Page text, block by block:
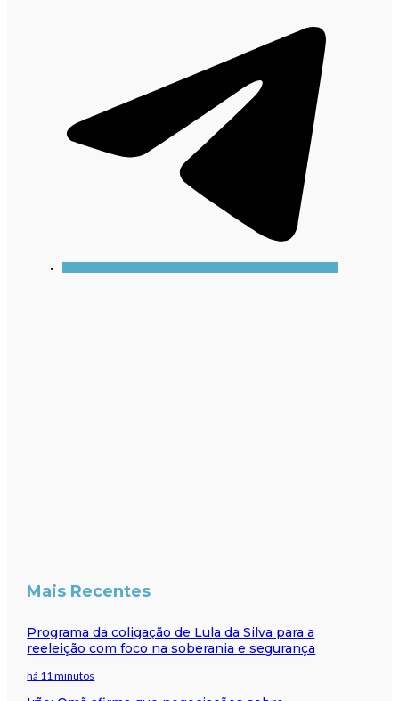
Mais Recentes
Programa da coligação de Lula da Silva para a
reeleição com foco na soberania e segurança
há 11 minutos